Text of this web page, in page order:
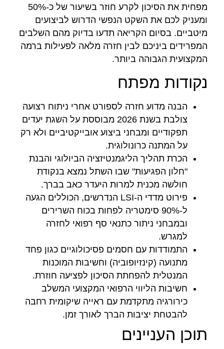
מפחית את הסיכון לקרע חוזר בשיעור של כ-50%
ומעניק לכם את השקט הנפשי הדרוש לביצועים
מיטביים. בסיום הקריאה תדעו בדיוק מהם השלבים
המפרידים ביניכם לבין חזרה מלאה לפעילות ברמה
המקצועית הגבוהה ביותר.
נקודות מפתח
הבנה מדוע חזרה לספורט אחרי ניתוח רצועה
צולבת בשנת 2026 מבוססת על השגת יעדים
תפקודיים ומבחני ביצוע אובייקטיביים ולא רק
על המתנה כרונולוגית.
הכרת תהליך הליגמנטיזציה הביולוגי והבנת
"חלון הפגיעות" שבו השתל נמצא בנקודת
חולשה מכנית למרות היעדר כאב בברך.
פירוט מדדי ה-LSI הנדרשים, הכוללים הגעה
ל-90% סימטריה לפחות בכוח השרירים
ובמבחני ניתור כתנאי סף רפואי לחזרה
למגרש.
התמודדות עם חסמים פסיכולוגיים כגון פחד
מתנועה (קינזיופוביה) וחשיבות המוכנות
המנטלית להפחתת הסיכון לפציעה חוזרת.
חשיבות הליווי הרפואי המקצועי המשלב
כירורגיה מתקדמת עם ראייה שיקומית רחבה
להבטחת יציבות הברך לאורך זמן.
תוכן העניינים